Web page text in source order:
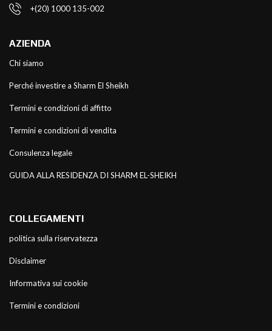
+(20) 1000 135-002
AZIENDA
Chi siamo
Perché investire a Sharm El Sheikh
Termini e condizioni di affitto
Termini e condizioni di vendita
Consulenza legale
GUIDA ALLA RESIDENZA DI SHARM EL-SHEIKH
COLLEGAMENTI
politica sulla riservatezza
Disclaimer
Informativa sui cookie
Termini e condizioni